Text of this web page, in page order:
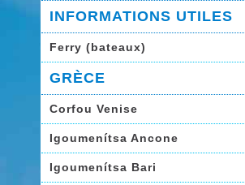
INFORMATIONS UTILES
Ferry (bateaux)
GRÈCE
Corfou Venise
Igoumenítsa Ancone
Igoumenítsa Bari